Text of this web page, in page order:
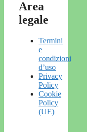
Area
legale
Termini
e
condizioni
d’uso
Privacy
Policy
Cookie
Policy
(UE)